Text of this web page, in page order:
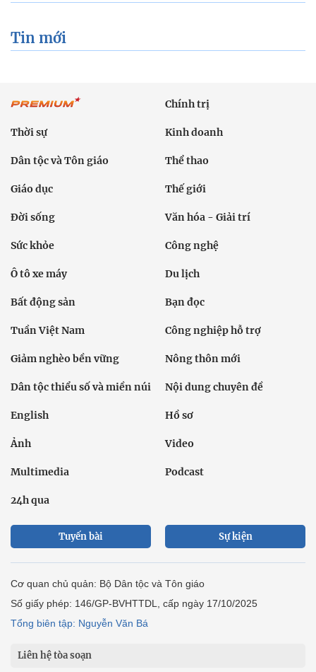
Tin mới
Chính trị
Thời sự Kinh doanh
Dân tộc và Tôn giáo Thể thao
Giáo dục Thế giới
Đời sống Văn hóa - Giải trí
Sức khỏe Công nghệ
Ô tô xe máy Du lịch
Bất động sản Bạn đọc
Tuần Việt Nam Công nghiệp hỗ trợ
Giảm nghèo bền vững Nông thôn mới
Dân tộc thiểu số và miền núi Nội dung chuyên đề
English Hồ sơ
Ảnh Video
Multimedia Podcast
24h qua
Tuyến bài Sự kiện
Cơ quan chủ quản: Bộ Dân tộc và Tôn giáo
Số giấy phép: 146/GP-BVHTTDL, cấp ngày 17/10/2025
Tổng biên tập: Nguyễn Văn Bá
Liên hệ tòa soạn